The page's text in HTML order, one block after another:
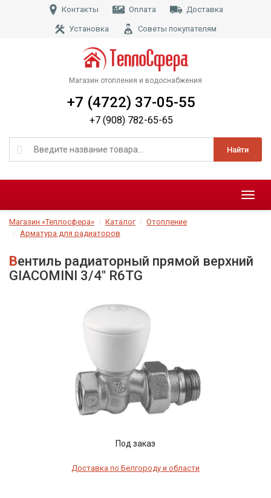
Контакты Оплата Доставка
Установка Советы покупателям
Магазин отопления и водоснабжения
Найти
+7 (4722) 37-05-55
+7 (908) 782-65-65
Меню
Магазин «Теплосфера» Каталог
Отопление
Арматура для радиаторов
Вентиль радиаторный прямой верхний
GIACOMINI 3/4" R6TG
Под заказ
Доставка по Белгороду и области